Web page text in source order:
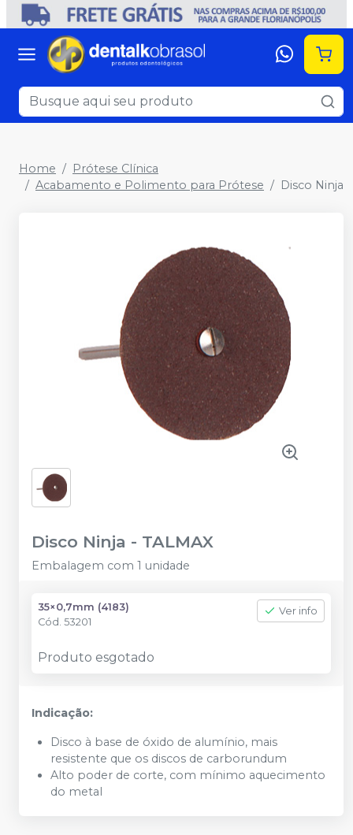
Home
Prótese Clínica
Acabamento e Polimento para Prótese
Disco Ninja
Disco Ninja - TALMAX
Embalagem com 1 unidade
35×0,7mm (4183)
Cód. 53201
Ver info
Produto esgotado
Indicação:
Disco à base de óxido de alumínio, mais
resistente que os discos de carborundum
Alto poder de corte, com mínimo aquecimento
do metal